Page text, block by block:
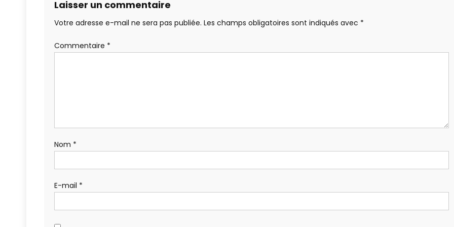
Laisser un commentaire
Votre adresse e-mail ne sera pas publiée. Les champs obligatoires sont indiqués avec *
Commentaire *
Nom *
E-mail *